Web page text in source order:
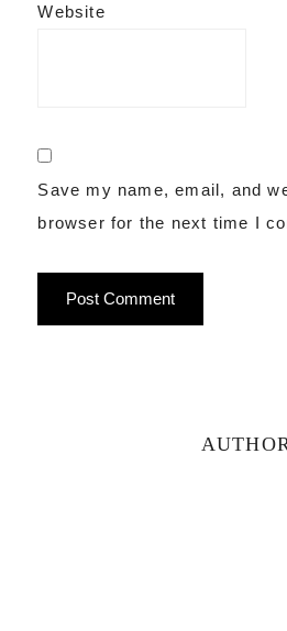
Website
Save my name, email, and
browser for the next time I